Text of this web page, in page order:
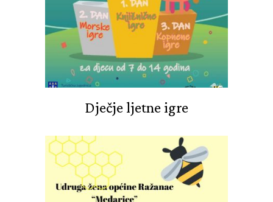
Dječje ljetne igre